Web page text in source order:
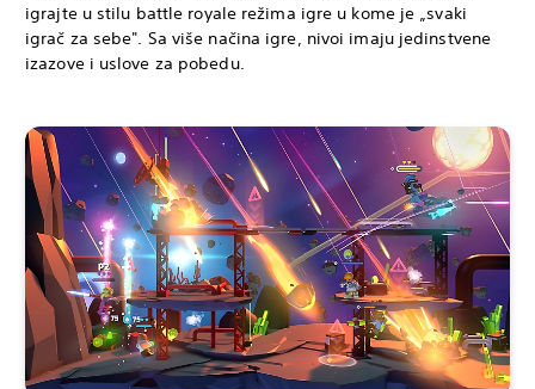
igrajte u stilu battle royale režima igre u kome je „svaki
igrač za sebe". Sa više načina igre, nivoi imaju jedinstvene
izazove i uslove za pobedu.